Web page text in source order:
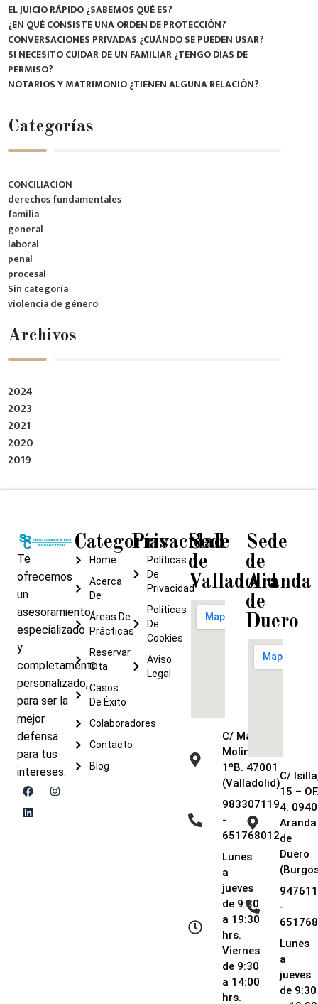
EL JUICIO RÁPIDO ¿SABEMOS QUÉ ES?
¿EN QUÉ CONSISTE UNA ORDEN DE PROTECCIÓN?
CONVERSACIONES PRIVADAS ¿CUÁNDO SE PUEDEN USAR?
SI NECESITO CUIDAR DE UN FAMILIAR ¿TENGO DÍAS DE
PERMISO?
NOTARIOS Y MATRIMONIO ¿TIENEN ALGUNA RELACIÓN?
Categorías
CONCILIACION
derechos fundamentales
familia
general
laboral
penal
procesal
Sin categoría
violencia de género
Archivos
2024
2023
2021
2020
2019
Te
ofrecemos
un
asesoramiento
especializado
y
completamente
personalizado,
para ser la
mejor
defensa
para tus
intereses.
Categorías
Home
Acerca
De
Áreas De
Prácticas
Reservar
Cita
Casos
De Éxito
Colaboradores
Contacto
Blog
Privacidad
Políticas
De
Privacidad
Políticas
De
Cookies
Aviso
Legal
Sede
de
Valladolid
C/ María de
Molina, 9 –
1ºB. 47001
(Valladolid)
983307119
-
651768012
Lunes
a
jueves
de 9:30
a 19:30
hrs.
Viernes
de 9:30
a 14:00
hrs.
Sede
de
Aranda
de
Duero
C/
15 –
4.
Aranda
de
Duero
-
Lunes
a
jueves
de 9:30